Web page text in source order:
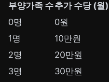
부양가족 수추가 수당 (월)
0명
0원
1명
10만원
2명
20만원
3명
30만원